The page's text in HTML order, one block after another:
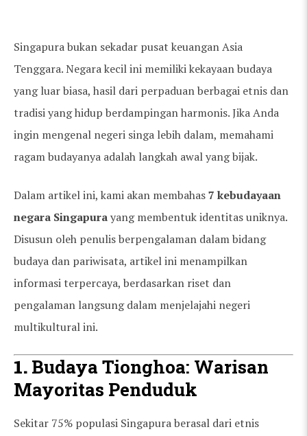
Singapura bukan sekadar pusat keuangan Asia
Tenggara. Negara kecil ini memiliki kekayaan budaya
yang luar biasa, hasil dari perpaduan berbagai etnis dan
tradisi yang hidup berdampingan harmonis. Jika Anda
ingin mengenal negeri singa lebih dalam, memahami
ragam budayanya adalah langkah awal yang bijak.
Dalam artikel ini, kami akan membahas7 kebudayaan
negara Singapurayang membentuk identitas uniknya.
Disusun oleh penulis berpengalaman dalam bidang
budaya dan pariwisata, artikel ini menampilkan
informasi terpercaya, berdasarkan riset dan
pengalaman langsung dalam menjelajahi negeri
multikultural ini.
1. Budaya Tionghoa: Warisan
Mayoritas Penduduk
Sekitar 75% populasi Singapura berasal dari etnis